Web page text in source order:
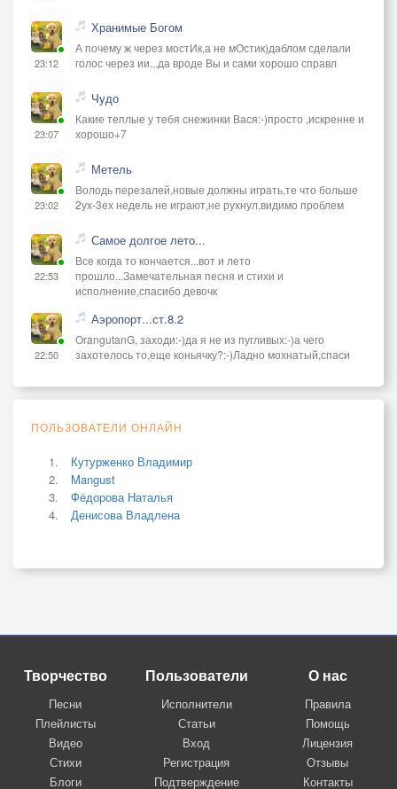
23:12
Хранимые Богом
А почему ж через мостИк,а не мОстик)даблом сделали
голос через ии...да вроде Вы и сами хорошо справл
23:07
Чудо
Какие теплые у тебя снежинки Вася:-)просто ,искренне и
хорошо+7
23:02
Метель
Володь перезалей,новые должны играть,те что больше
2ух-3ех недель не играют,не рухнул,видимо проблем
22:53
Самое долгое лето...
Все когда то кончается...вот и лето
прошло...Замечательная песня и стихи и
исполнение,спасибо девочк
22:50
Аэропорт...ст.8.2
OrangutanG, заходи:-)да я не из пугливых:-)а чего
захотелось то,еще коньячку?:-)Ладно мохнатый,спаси
ПОЛЬЗОВАТЕЛИ ОНЛАЙН
Кутурженко Владимир
Mangust
Фёдорова Наталья
Денисова Владлена
Творчество
Песни
Плейлисты
Видео
Стихи
Блоги
Пользователи
Исполнители
Статьи
Вход
Регистрация
Подтверждение
О нас
Правила
Помощь
Лицензия
Отзывы
Контакты